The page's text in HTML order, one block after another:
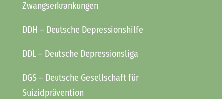
Zwangserkrankungen
DDH – Deutsche Depressionshilfe
DDL– Deutsche Depressionsliga
DGS– Deutsche Gesellschaft für
Suizidprävention